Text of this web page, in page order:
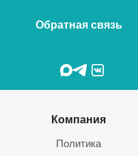
Обратная связь
Компания
Политика